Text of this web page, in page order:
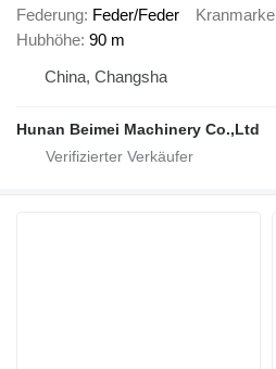
Federung Feder/Feder Kranmarke
Hubhöhe 90 m
China, Changsha
Hunan Beimei Machinery Co.,Ltd